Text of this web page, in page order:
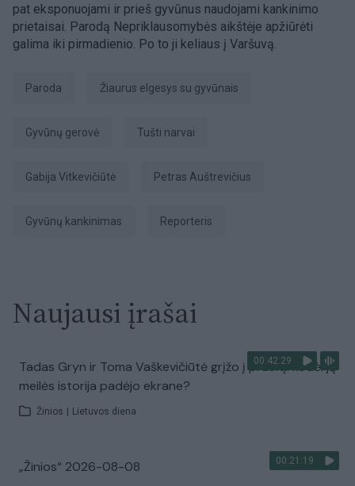
pat eksponuojami ir prieš gyvūnus naudojami kankinimo
prietaisai. Parodą Nepriklausomybės aikštėje apžiūrėti
galima iki pirmadienio. Po to ji keliaus į Varšuvą.
Paroda Žiaurus elgesys su gyvūnais
Gyvūnų gerovė Tušti narvai
Gabija Vitkevičiūtė Petras Auštrevičius
gyvūnų kankinimas Reporteris
Naujausi įrašai
00:42:29
Tadas Gryn ir Toma Vaškevičiūtė grįžo į praeitį: kodėl jų
meilės istorija padėjo ekrane?
Žinios Lietuvos diena
00:21:19
„Žinios“ 2026-08-08